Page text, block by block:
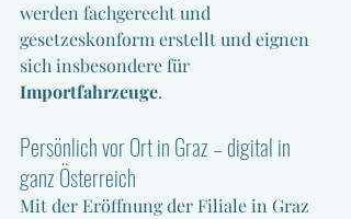
werden fachgerecht und
gesetzeskonform erstellt und eignen
sich insbesondere für
Importfahrzeuge.
Persönlich vor Ort in Graz – digital in
ganz Österreich
Mit der Eröffnung der Filiale in Graz